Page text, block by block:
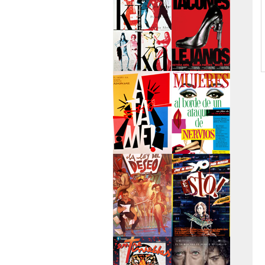
secreto
>Kika >Tacones lejanos
>Átame
>Mujeres al borde
de un...
>La ley del deseo
>Qué he hecho yo
para...